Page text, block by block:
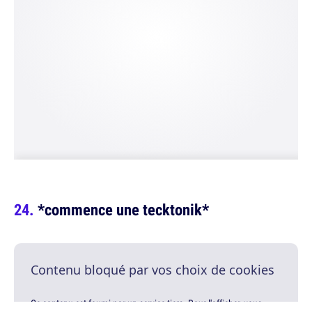
*commence une tecktonik*
Contenu bloqué par vos choix de cookies
Ce contenu est fourni par un service tiers. Pour l'afficher, vous